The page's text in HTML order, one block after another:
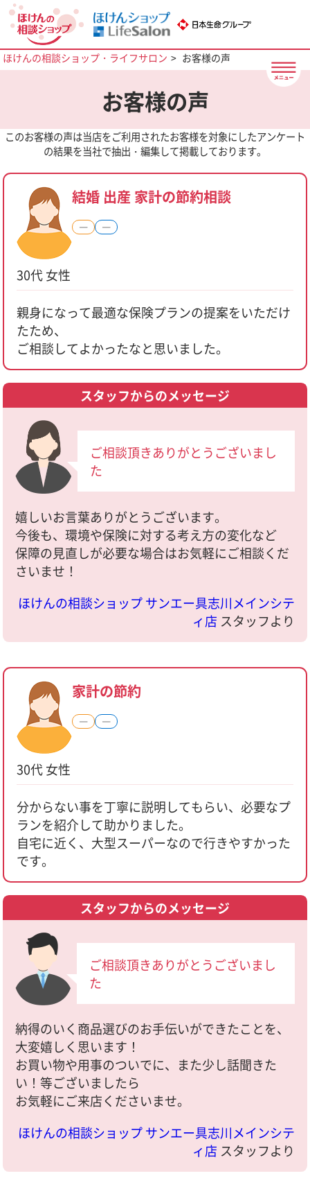
ほけんの相談ショップ・ライフサロン お客様の声
お客様の声
このお客様の声は当店をご利用されたお客様を対象にしたアンケート
の結果を当社で抽出・編集して掲載しております。
30代 女性
結婚 出産 家計の節約相談
― ―
親身になって最適な保険プランの提案をいただけ
たため、
ご相談してよかったなと思いました。
スタッフからのメッセージ
ご相談頂きありがとうございまし
た
嬉しいお言葉ありがとうございます。
今後も、環境や保険に対する考え方の変化など
保障の見直しが必要な場合はお気軽にご相談くだ
さいませ！
ほけんの相談ショップ サンエー具志川メインシテ
ィ店 スタッフより
30代 女性
家計の節約
― ―
分からない事を丁寧に説明してもらい、必要なプ
ランを紹介して助かりました。
自宅に近く、大型スーパーなので行きやすかった
です。
スタッフからのメッセージ
ご相談頂きありがとうございまし
た
納得のいく商品選びのお手伝いができたことを、
大変嬉しく思います！
お買い物や用事のついでに、また少し話聞きた
い！等ございましたら
お気軽にご来店くださいませ。
ほけんの相談ショップ サンエー具志川メインシテ
ィ店 スタッフより